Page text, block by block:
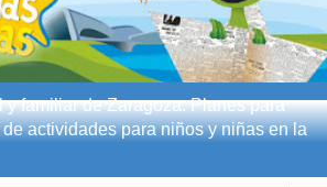
y familiar de Zaragoza. Planes para
actividades para niños y niñas en la